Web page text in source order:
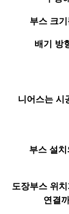
부스 크
배기 방
니어스는 시
부스 설
도장부스 위
연결